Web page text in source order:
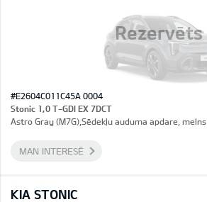
Rezervēts
#E2604C011C45A 0004
Stonic 1,0 T-GDI EX 7DCT
Astro Gray (M7G),Sēdekļu auduma apdare, melns
MAN INTERESĒ
KIA STONIC